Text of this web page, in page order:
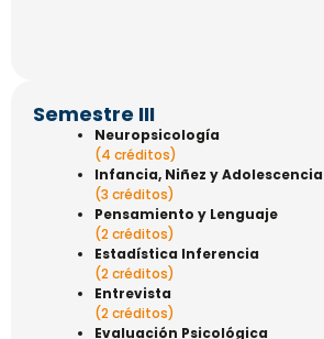
Semestre III
Neuropsicología
(4 créditos)
Infancia, Niñez y Adolescencia
(3 créditos)
Pensamiento y Lenguaje
(2 créditos)
Estadística Inferencia
(2 créditos)
Entrevista
(2 créditos)
Evaluación Psicológica